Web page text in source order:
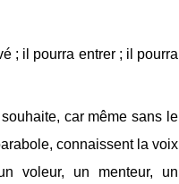
; il pourra entrer ; il pourra
car même sans le
connaissent la voix
voleur, un menteur, un